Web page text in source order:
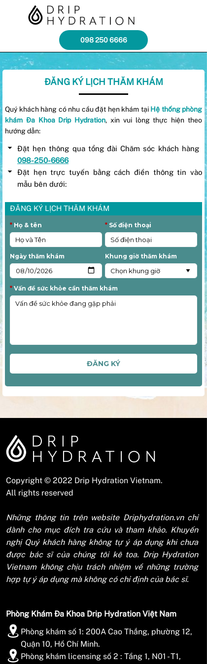
098 250 6666
ĐĂNG KÝ LỊCH THĂM KHÁM
Quý khách hàng có nhu cầu đặt hẹn khám tại Hệ thống phòng
khám Đa Khoa Drip Hydration, xin vui lòng thực hiện theo
hướng dẫn:
Đặt hẹn thông qua tổng đài Chăm sóc khách hàng ​​
098-250-6666
Đặt hẹn trực tuyến bằng cách điền thông tin vào
mẫu bên dưới:
ĐĂNG KÝ LỊCH THĂM KHÁM
ĐĂNG KÝ
* Họ & tên * Số điện thoại
* Vấn đề sức khỏe cần thăm khám
Ngày thăm khám Khung giờ thăm khám
Phòng Khám Đa Khoa Drip Hydration Việt Nam
Phòng khám số 1: 200A Cao Thắng, phường 12,
Quận 10, Hồ Chí Minh.
Phòng khám licensing số 2 : Tầng 1, N01 - T1,
Copyright © 2022 Drip Hydration Vietnam.
All rights reserved
Những thông tin trên website Driphydration.vn chỉ
dành cho mục đích tra cứu và tham khảo. Khuyến
nghị Quý khách hàng không tự ý áp dụng khi chưa
được bác sĩ của chúng tôi kê toa. Drip Hydration
Vietnam không chịu trách nhiệm về những trường
hợp tự ý áp dụng mà không có chỉ định của bác sĩ.